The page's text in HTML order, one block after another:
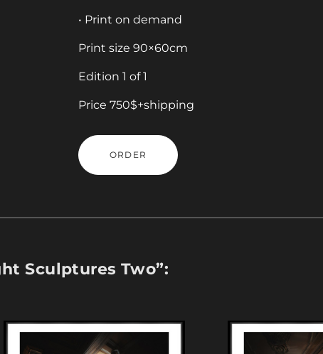
• Print on demand
Print size 90×60cm
Edition 1 of 1
Price 750$+shipping
ORDER
Sculptures Two”: